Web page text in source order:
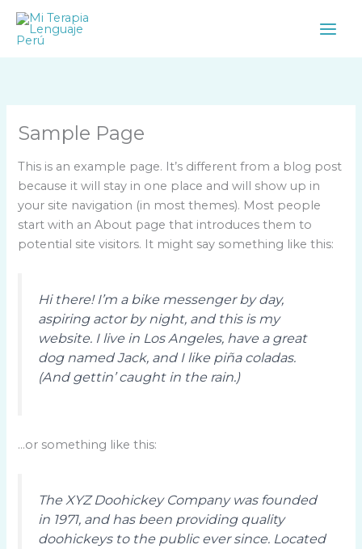
contenido
Sample Page
This is an example page. It’s different from a blog post
because it will stay in one place and will show up in
your site navigation (in most themes). Most people
start with an About page that introduces them to
potential site visitors. It might say something like this:
Hi there! I’m a bike messenger by day,
aspiring actor by night, and this is my
website. I live in Los Angeles, have a great
dog named Jack, and I like piña coladas.
(And gettin’ caught in the rain.)
…or something like this:
The XYZ Doohickey Company was founded
in 1971, and has been providing quality
doohickeys to the public ever since. Located